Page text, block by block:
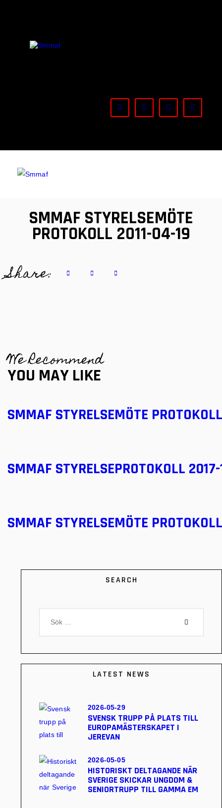
SMMAF STYRELSEMÖTE
PROTOKOLL 2011-04-19
Share:
We Recommend
YOU MAY LIKE
SMMAF STYRELSEMÖTE
SMMAF STYRELSEPROTOKOLL
SMMAF STYRELSEMÖTE
SEARCH
LATEST NEWS
SVENSK TRUPP PÅ PLATS TILL
EUROPAMÄSTERSKAPET I
JEREVAN
2026-05-29
HISTORISKT DELTAGANDE NÄR
SVERIGE SKICKAR UNGDOM &
SENIORTRUPP TILL GAMMA EM
2026-05-05